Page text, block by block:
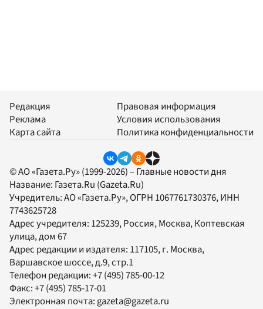
Редакция
Реклама
Карта сайта
Правовая информация
Условия использования
Политика конфиденциальности
© АО «Газета.Ру» (1999-2026) – Главные новости дня
Название: Газета.Ru (Gazeta.Ru)
Учредитель:АО «Газета.Ру», ОГРН 1067761730376, ИНН
7743625728
Адрес учредителя: 125239, Россия, Москва, Коптевская
улица, дом 67
Адрес редакции и издателя: 117105, г. Москва,
Варшавское шоссе, д.9, стр.1
Телефон редакции:+7 (495) 785-00-12
Факс:+7 (495) 785-17-01
Электронная почта: gazeta@gazeta.ru